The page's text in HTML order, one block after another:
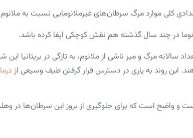
کلی موارد مرگ سرطان‌های غیرملانومایی نسبت به
در چند سال گذشته هم نقش کوچکی ایفا کرده باشد.
سالانه مرگ و میر ناشی از ملانوم، به تازگی در بریتانیا
این روند به یاری در دسترس قرار گرفتن طیف وسیعی از
واضح است که برای جلوگیری از بروز این سرطان‌ها در